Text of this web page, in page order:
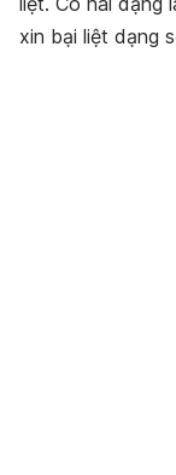
xin bại liệt dạng